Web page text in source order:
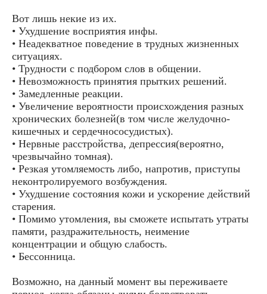
Вот лишь некие из их.
• Ухудшение восприятия инфы.
• Неадекватное поведение в трудных жизненных
ситуациях.
• Трудности с подбором слов в общении.
• Невозможность принятия прытких решений.
• Замедленные реакции.
• Увеличение вероятности происхождения разных
хронических болезней(в том числе желудочно-
кишечных и сердечнососудистых).
• Нервные расстройства, депрессия(вероятно,
чрезвычайно томная).
• Резкая утомляемость либо, напротив, приступы
неконтролируемого возбуждения.
• Ухудшение состояния кожи и ускорение действий
старения.
• Помимо утомления, вы сможете испытать утраты
памяти, раздражительность, неимение
концентрации и общую слабость.
• Бессонница.
Возможно, на данный момент вы переживаете